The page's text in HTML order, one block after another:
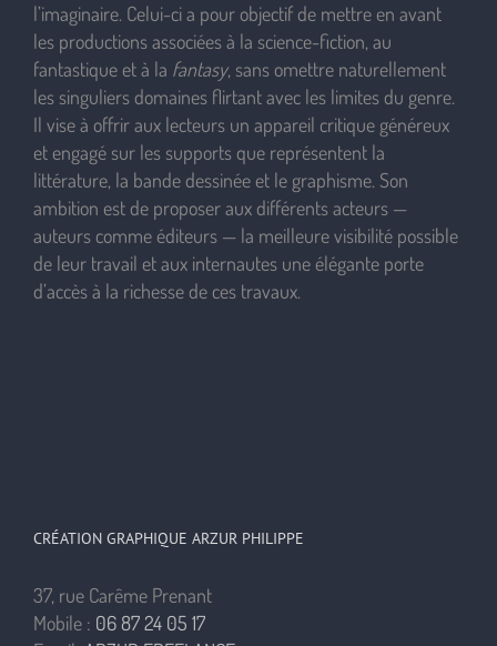
l’imaginaire. Celui-ci a pour objectif de mettre en avant
les productions associées à la science-fiction, au
fantastique et à la fantasy, sans omettre naturellement
les singuliers domaines flirtant avec les limites du genre.
Il vise à offrir aux lecteurs un appareil critique généreux
et engagé sur les supports que représentent la
littérature, la bande dessinée et le graphisme. Son
ambition est de proposer aux différents acteurs —
auteurs comme éditeurs — la meilleure visibilité possible
de leur travail et aux internautes une élégante porte
d’accès à la richesse de ces travaux.
CRÉATION GRAPHIQUE ARZUR PHILIPPE
37, rue Carême Prenant
Mobile : 06 87 24 05 17